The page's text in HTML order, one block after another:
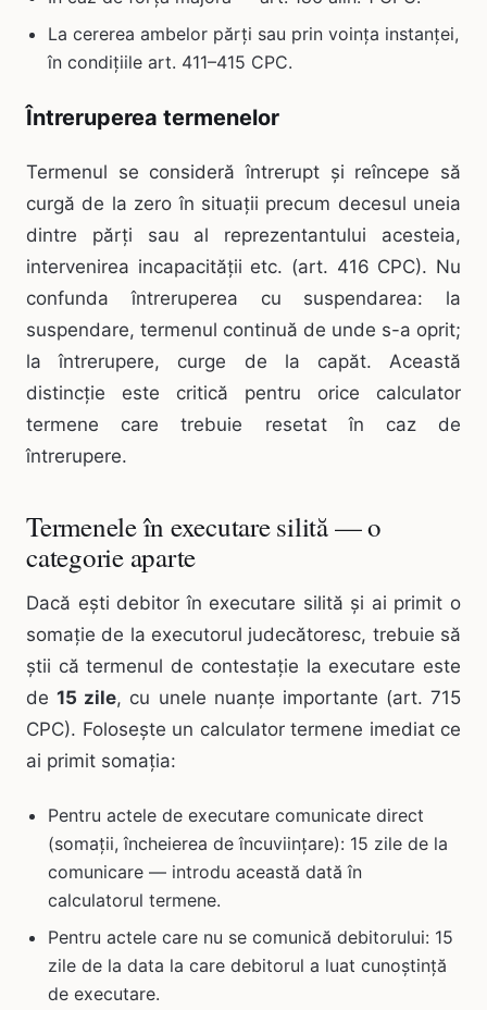
La cererea ambelor părți sau prin voința instanței,
în condițiile art. 411–415 CPC.
Întreruperea termenelor
Termenul se consideră întrerupt și reîncepe să
curgă de la zero în situații precum decesul uneia
dintre părți sau al reprezentantului acesteia,
intervenirea incapacității etc. (art. 416 CPC). Nu
confunda întreruperea cu suspendarea: la
suspendare, termenul continuă de unde s-a oprit;
la întrerupere, curge de la capăt. Această
distincție este critică pentru orice calculator
termene care trebuie resetat în caz de
întrerupere.
Termenele în executare silită — o
categorie aparte
Dacă ești debitor în executare silită și ai primit o
somație de la executorul judecătoresc, trebuie să
știi că termenul de contestație la executare este
de15 zile, cu unele nuanțe importante (art. 715
CPC). Folosește un calculator termene imediat ce
ai primit somația:
Pentru actele de executare comunicate direct
(somații, încheierea de încuviințare): 15 zile de la
comunicare — introdu această dată în
calculatorul termene.
Pentru actele care nu se comunică debitorului: 15
zile de la data la care debitorul a luat cunoștință
de executare.